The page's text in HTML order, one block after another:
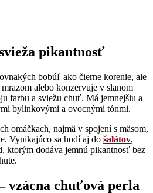
pikantnosť
bobúľ ako čierne korenie, ale
alebo konzervuje v slanom
farbu a sviežu chuť. Má jemnejšiu a
bylinkovými a ovocnými tónmi.
omáčkach, najmä v spojení s mäsom,
Vynikajúco sa hodí aj do šalátov,
ktorým dodáva jemnú pikantnosť bez
vzácna chuťová perla